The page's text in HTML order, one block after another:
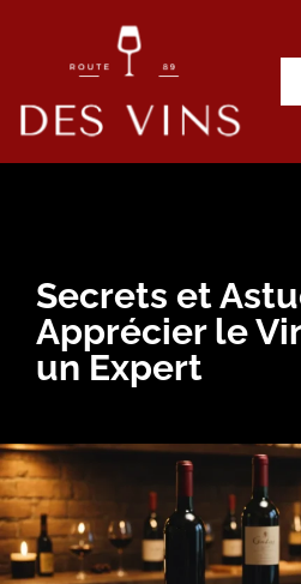
Secrets et
Apprécier le
un Expert